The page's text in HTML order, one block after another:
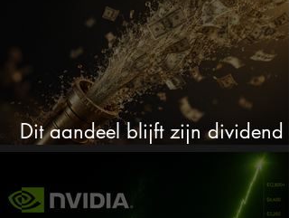
Dit aandeel blijft zijn dividend
verhogen, wat er ook gebeurt